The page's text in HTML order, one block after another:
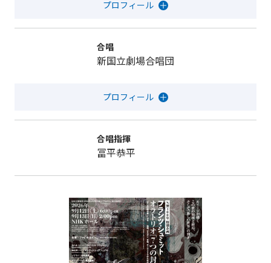
合唱
新国立劇場合唱団
合唱指揮
冨平恭平